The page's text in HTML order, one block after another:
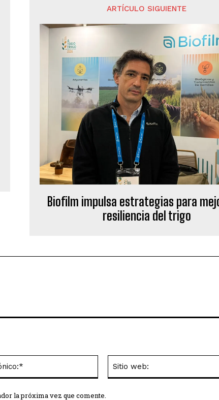
ARTÍCULO SIGUIENTE
Biofilm impulsa estrategias para
resiliencia del trigo
electrónico:*
la próxima vez que comente.